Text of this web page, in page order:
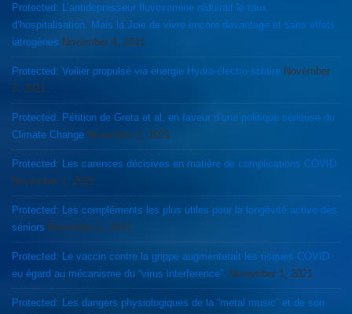
Protected: L’antidepresseur fluvoxamine réduirait le taux
d’hospitalisation. Mais la Joie de vivre encore davantage et sans effets
iatrogènes November 4, 2021
Protected: Voilier propulsé via énergie Hydro-électro-solaire November
3, 2021
Protected: Pétition de Greta et al, en faveur d’une politique sérieuse du
Climate Change November 2, 2021
Protected: Les carences décisives en matière de complications COVID
November 1, 2021
Protected: Les compléments les plus utiles pour la longévité active des
séniors November 1, 2021
Protected: Le vaccin contre la grippe augmenterait les risques COVID
eu égard au mécanisme du “virus interference”. November 1, 2021
Protected: Les dangers physiologiques de la “metal music” et de son